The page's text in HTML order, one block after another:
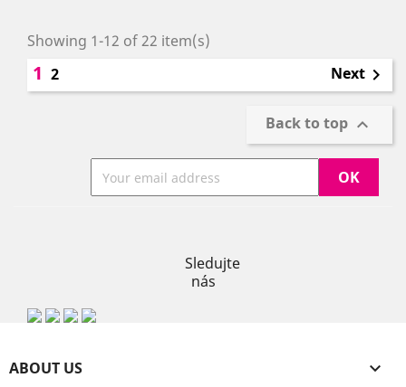
Showing 1-12 of 22 item(s)
1 2 Next 
Back to top 
Sledujte
nás
ABOUT US 